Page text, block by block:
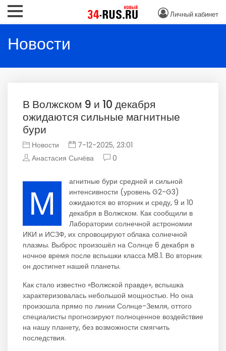
Новости
В Волжском 9 и 10 декабря
ожидаются сильные магнитные
бури
Новости
7-12-2025, 23:01
Анастасия Сычёва
0
М
агнитные бури средней и сильной
интенсивности (уровень G2-G3)
ожидаются во вторник и среду, 9 и 10
декабря в Волжском. Как сообщили в
Лаборатории солнечной астрономии
ИКИ и ИСЗФ, их спровоцируют облака солнечной
плазмы. Выброс произошёл на Солнце 6 декабря в
ночное время после вспышки класса M8.1. Во вторник
он достигнет нашей планеты.
Как стало известно «Волжской правде», вспышка
характеризовалась небольшой мощностью. Но она
произошла прямо по линии Солнце-Земля, оттого
специалисты прогнозируют полноценное воздействие
на нашу планету, без возможности смягчить
последствия.
Личный кабинет